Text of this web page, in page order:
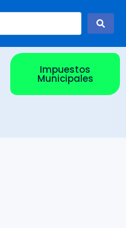
Impuestos
Municipales